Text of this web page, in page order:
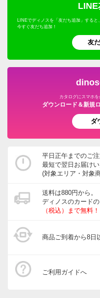
LINE
LINEでディノスを「友だち追加」する
今すぐ友だち追加！
友
dinos
カタログにスマホ
ダウンロード＆新規
ダ
平日正午までのご
最短で翌日お届けい
(対象エリア・対象
送料は880円から。
ディノスのカード
（税込）まで無料！
商品ご到着から8日
ご利用ガイドへ